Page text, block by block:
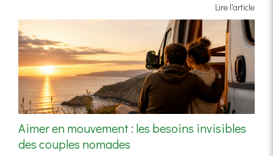
Lire l'article
Aimer en mouvement : les besoins invisibles
des couples nomades